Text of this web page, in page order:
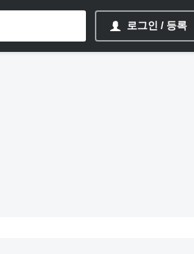
로그인 / 등록